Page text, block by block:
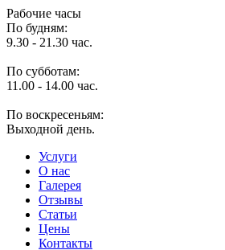
Рабочие часы
По будням:
9.30 - 21.30 час.
По субботам:
11.00 - 14.00 час.
По воскресеньям:
Выходной день.
Услуги
O нас
Галерея
Отзывы
Статьи
Цены
Контакты